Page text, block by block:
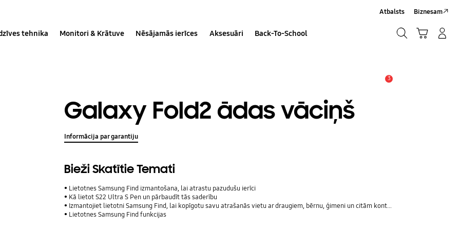
tehnika Monitori & Krātuve Nēsājamās ierīces Aksesuāri Back-To-School
Atbalsts Biznesam
3
Galaxy Fold2 ādas vāciņš
Informācija par garantiju
Bieži Skatītie Temati
Lietotnes Samsung Find izmantošana, lai atrastu pazudušu ierīci
Kā lietot S22 Ultra S Pen un pārbaudīt tās saderību
Izmantojiet lietotni Samsung Find, lai kopīgotu savu atrašanās vietu ar draugiem, bērnu, ģimeni un citām kontaktpersonām
Lietotnes Samsung Find funkcijas